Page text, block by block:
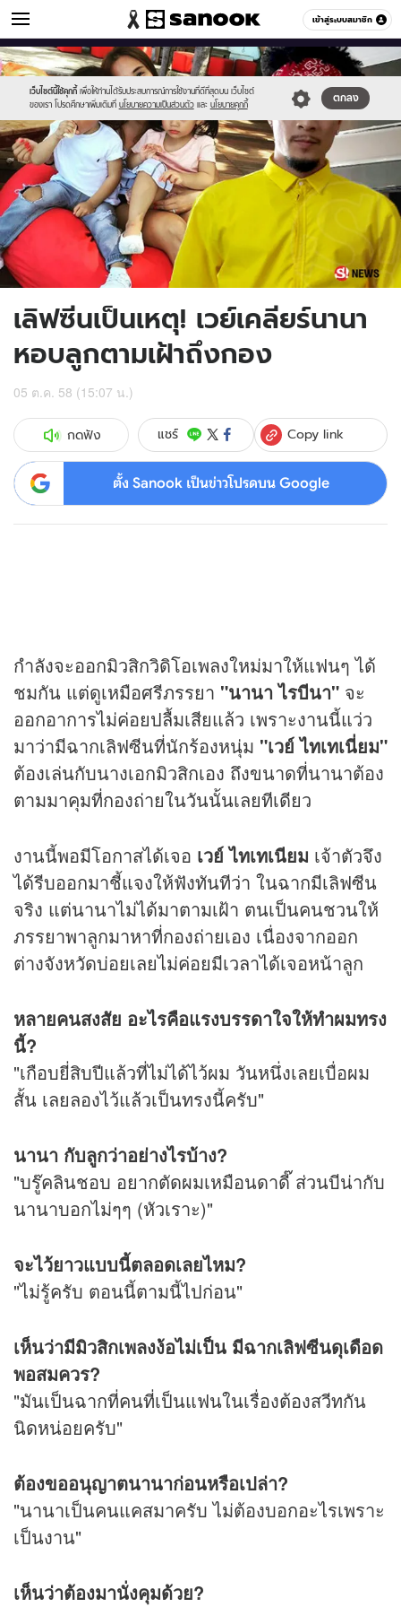
เข้าสู่ระบบสมาชิก
ข่าวบันเทิง หมวดอื่นๆ
เว็บไซต์นี้ใช้คุกกี้ เพื่อให้ท่านได้รับประสบการณ์การใช้งานที่ดีที่สุดบน เว็บไซต์
ของเรา โปรดศึกษาเพิ่มเติมที่ นโยบายความเป็นส่วนตัว และ นโยบายคุกกี้
ตกลง
Sanook
//s.isanook.com/sr/0/images/logo-
new-
sanook.png
600
60
//s.isanook.com/ns/0/ud/375/1876895/way.jpg
เลิฟซีนเป็นเหตุ! เวย์เคลียร์นานา
หอบลูกตามเฝ้าถึงกอง
05 ต.ค. 58 (15:07 น.)
กดฟัง แชร์ Copy link
ตั้ง Sanook เป็นข่าวโปรดบน Google
กำลังจะออกมิวสิกวิดิโอเพลงใหม่มาให้แฟนๆ ได้
ชมกัน แต่ดูเหมือศรีภรรยา "นานา ไรบีนา" จะ
ออกอาการไม่ค่อยปลื้มเสียแล้ว เพราะงานนี้แว่ว
มาว่ามีฉากเลิฟซีนที่นักร้องหนุ่ม "เวย์ ไทเทเนี่ยม"
ต้องเล่นกับนางเอกมิวสิกเอง ถึงขนาดที่นานาต้อง
ตามมาคุมที่กองถ่ายในวันนั้นเลยทีเดียว
งานนี้พอมีโอกาสได้เจอ เวย์ ไทเทเนียม เจ้าตัวจึง
ได้รีบออกมาชี้แจงให้ฟังทันทีว่า ในฉากมีเลิฟซีน
จริง แต่นานาไม่ได้มาตามเฝ้า ตนเป็นคนชวนให้
ภรรยาพาลูกมาหาที่กองถ่ายเอง เนื่องจากออก
ต่างจังหวัดบ่อยเลยไม่ค่อยมีเวลาได้เจอหน้าลูก
หลายคนสงสัย อะไรคือแรงบรรดาใจให้ทำผมทรง
นี้?
"เกือบยี่สิบปีแล้วที่ไม่ได้ไว้ผม วันหนึ่งเลยเบื่อผม
สั้น เลยลองไว้แล้วเป็นทรงนี้ครับ"
นานา กับลูกว่าอย่างไรบ้าง?
"บรู๊คลินชอบ อยากตัดผมเหมือนดาดี๊ ส่วนบีน่ากับ
นานาบอกไม่ๆๆ (หัวเราะ)"
จะไว้ยาวแบบนี้ตลอดเลยไหม?
"ไม่รู้ครับ ตอนนี้ตามนี้ไปก่อน"
เห็นว่ามีมิวสิกเพลงง้อไม่เป็น มีฉากเลิฟซีนดุเดือด
พอสมควร?
"มันเป็นฉากที่คนที่เป็นแฟนในเรื่องต้องสวีทกัน
นิดหน่อยครับ"
ต้องขออนุญาตนานาก่อนหรือเปล่า?
"นานาเป็นคนแคสมาครับ ไม่ต้องบอกอะไรเพราะ
เป็นงาน"
เห็นว่าต้องมานั่งคุมด้วย?